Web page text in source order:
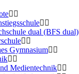
dual (BFS dual)
Gymnasium
Medientechnik